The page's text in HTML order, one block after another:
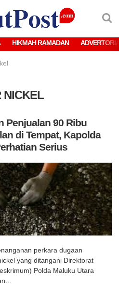
HIKMAH RAMADAN
NICKEL
Penjualan 90 Ribu
di Tempat, Kapolda
Serius
perkara dugaan
yang ditangani Direktorat
Polda Maluku Utara